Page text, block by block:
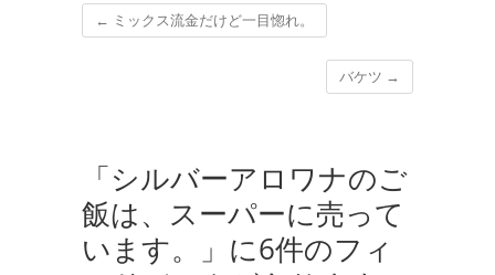
← ミックス流金だけど一目惚れ。
バケツ →
「シルバーアロワナのご
飯は、スーパーに売って
います。」に6件のフィ